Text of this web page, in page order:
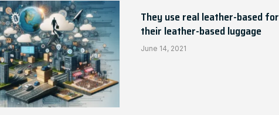
They use real leather-based for
their leather-based luggage
June 14, 2021